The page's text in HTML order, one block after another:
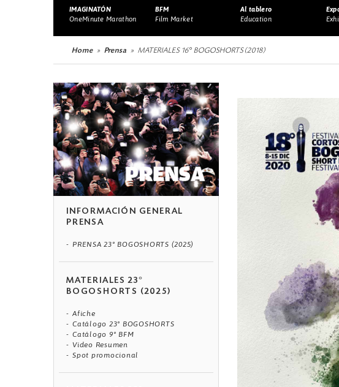
IMAGINATÓN
OneMinute Marathon
BFM
Film Market
Al tablero
Education
Home Prensa MATERIALES 16° BOGOSHORTS (2018)
INFORMACIÓN GENERAL
PRENSA
PRENSA 23° BOGOSHORTS (2025)
MATERIALES 23°
BOGOSHORTS (2025)
Afiche
Catálogo 23° BOGOSHORTS
Catálogo 9° BFM
Video Resumen
Spot promocional